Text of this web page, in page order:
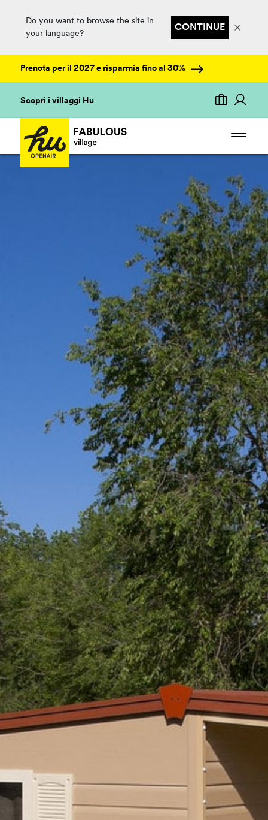
Do you want to browse the site in
your language?
CONTINUE
Prenota per il 2027 e risparmia fino al 30%
Scopri i villaggi Hu